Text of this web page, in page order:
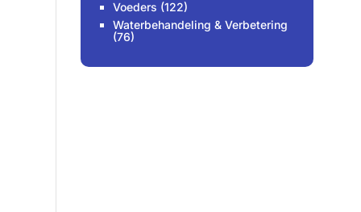
Voeders (122)
Waterbehandeling & Verbetering
(76)